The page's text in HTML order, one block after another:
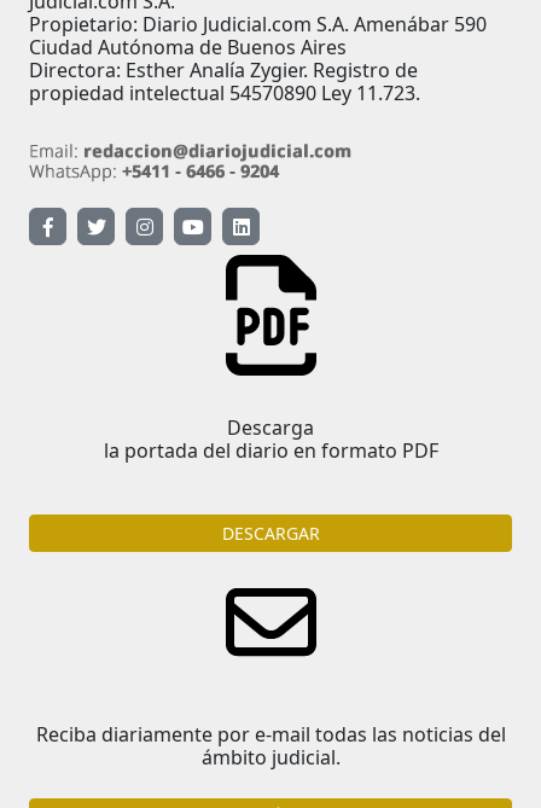
Propietario: Diario Judicial.com S.A. Amenábar 590
Ciudad Autónoma de Buenos Aires
Directora: Esther Analía Zygier. Registro de
propiedad intelectual 54570890 Ley 11.723.
Descarga
la portada del diario en formato PDF
DESCARGAR
Reciba diariamente por e-mail todas las noticias del
ámbito judicial.